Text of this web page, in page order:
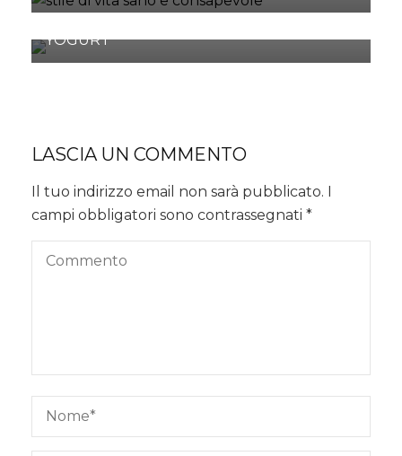
YOGURT
LASCIA UN COMMENTO
Il tuo indirizzo email non sarà pubblicato.
campi obbligatori sono contrassegnati *